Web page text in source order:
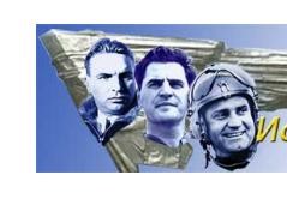
содержимому